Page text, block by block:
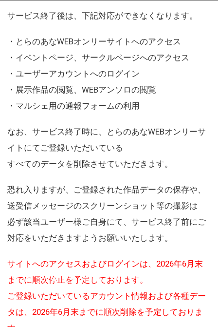
サービス終了後は、下記対応ができなくなります。
・とらのあなWEBオンリーサイトへのアクセス
・イベントページ、サークルページへのアクセス
・ユーザーアカウントへのログイン
・展示作品の閲覧、WEBアンソロの閲覧
・マルシェ用の通報フォームの利用
なお、サービス終了時に、とらのあなWEBオンリーサ
イトにてご登録いただいている
すべてのデータを削除させていただきます。
恐れ入りますが、ご登録された作品データの保存や、
送受信メッセージのスクリーンショット等の撮影は
必ず該当ユーザー様ご自身にて、サービス終了前にご
対応をいただきますようお願いいたします。
サイトへのアクセスおよびログインは、2026年6月末
までに順次停止を予定しております。
ご登録いただいているアカウント情報および各種デー
タは、2026年6月末までに順次削除を予定しておりま